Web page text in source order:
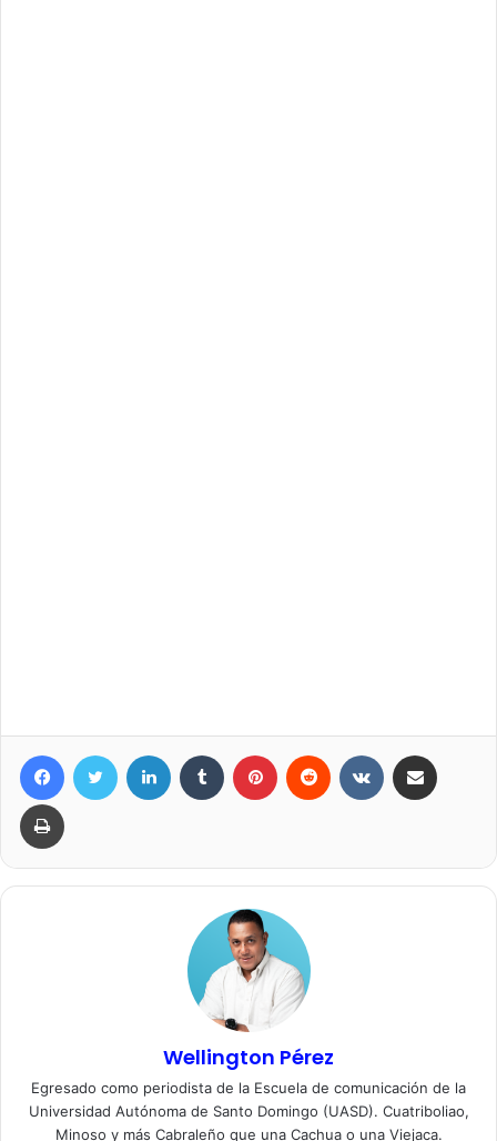
FacebookTwitter LinkedIn Tumblr Pinterest Reddit VKontakte
Imprimir
Wellington Pérez
Egresado como periodista de la Escuela de comunicación de la
Universidad Autónoma de Santo Domingo (UASD). Cuatriboliao,
Minoso y más Cabraleño que una Cachua o una Viejaca.